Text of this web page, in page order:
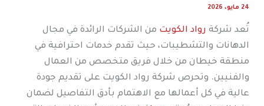
24 مايو، 2026
تُعد شركة رواد الكويت من الشركات الرائدة في مجال
الدهانات والتشطيبات، حيث تقدم خدمات احترافية في
منطقة خيطان من خلال فريق متخصص من العمال
والفنيين. وتحرص شركة رواد الكويت على تقديم جودة
عالية في كل أعمالها مع الاهتمام بأدق التفاصيل لضمان